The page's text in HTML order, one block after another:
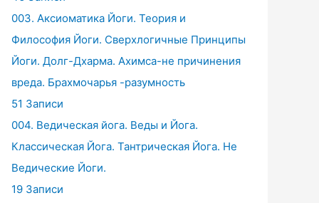
003. Аксиоматика Йоги. Теория и
Философия Йоги. Сверхлогичные Принципы
Йоги. Долг-Дхарма. Ахимса-не причинения
вреда. Брахмочарья -разумность
51 Записи
004. Ведическая йога. Веды и Йога.
Классическая Йога. Тантрическая Йога. Не
Ведические Йоги.
19 Записи